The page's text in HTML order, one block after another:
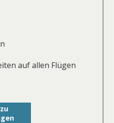
auf allen Flügen